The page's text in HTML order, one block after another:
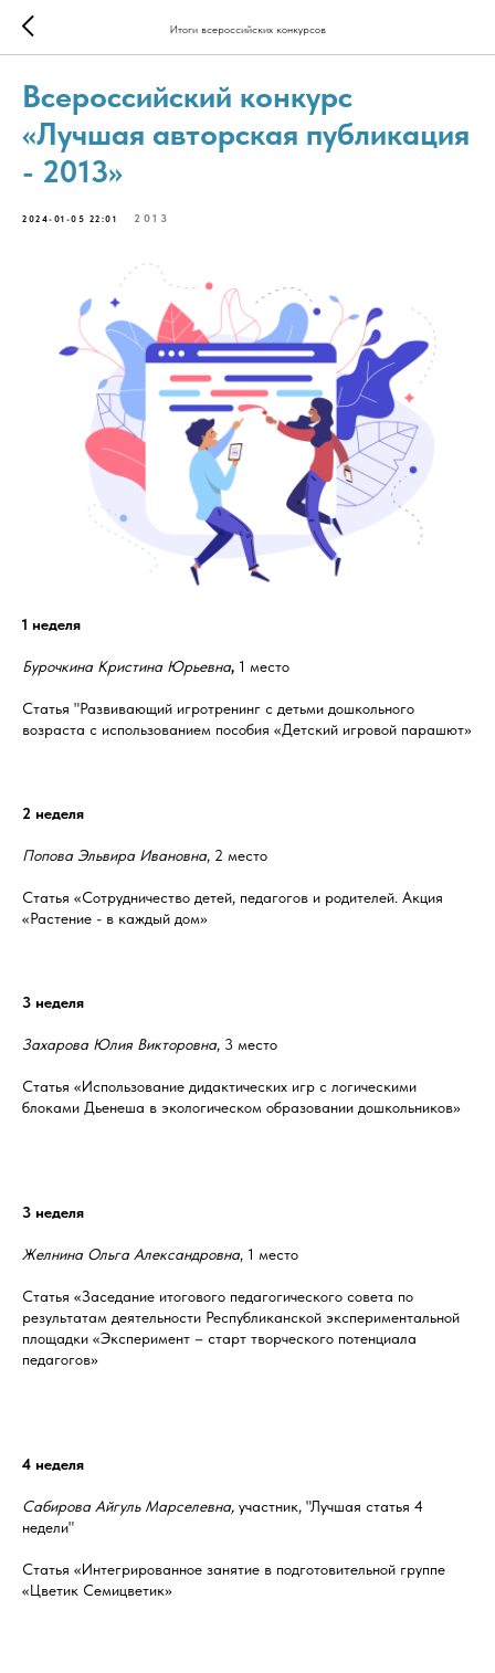
Итоги всероссийских конкурсов
Всероссийский конкурс
«Лучшая авторская публикация
- 2013»
2024-01-05 22:01 2013
1 неделя
Бурочкина Кристина Юрьевна, 1 место
Статья "Развивающий игротренинг с детьми дошкольного
возраста с использованием пособия «Детский игровой парашют»
2 неделя
Попова Эльвира Ивановна, 2 место
Статья «Сотрудничество детей, педагогов и родителей. Акция
«Растение - в каждый дом»
3 неделя
Захарова Юлия Викторовна, 3 место
Статья «Использование дидактических игр с логическими
блоками Дьенеша в экологическом образовании дошкольников»
3 неделя
Желнина Ольга Александровна, 1 место
Статья «Заседание итогового педагогического совета по
результатам деятельности Республиканской экспериментальной
площадки «Эксперимент – старт творческого потенциала
педагогов»
4 неделя
Сабирова Айгуль Марселевна, участник, "Лучшая статья 4
недели"
Статья «Интегрированное занятие в подготовительной группе
«Цветик Семицветик»